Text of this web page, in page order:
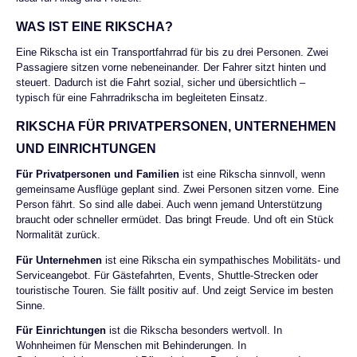
Maximales Benutzergewicht Beifahrer gesamt 200
kg Gewicht 97 kg Gesamtlänge 232 cm
Gesamtbreite 111 cm Radgröße 20'' (vorne), 26''
WAS IST EINE RIKSCHA?
Eine Rikscha ist ein Transportfahrrad für bis zu drei Personen. Zwei
Passagiere sitzen vorne nebeneinander. Der Fahrer sitzt hinten und
steuert. Dadurch ist die Fahrt sozial, sicher und übersichtlich –
typisch für eine Fahrradrikscha im begleiteten Einsatz.
RIKSCHA FÜR PRIVATPERSONEN, UNTERNEHMEN
UND EINRICHTUNGEN
Für Privatpersonen und Familien ist eine Rikscha sinnvoll, wenn
gemeinsame Ausflüge geplant sind. Zwei Personen sitzen vorne. Eine
Person fährt. So sind alle dabei. Auch wenn jemand Unterstützung
braucht oder schneller ermüdet. Das bringt Freude. Und oft ein Stück
Normalität zurück.
Für Unternehmen ist eine Rikscha ein sympathisches Mobilitäts- und
Serviceangebot. Für Gästefahrten, Events, Shuttle-Strecken oder
touristische Touren. Sie fällt positiv auf. Und zeigt Service im besten
Sinne.
Für Einrichtungen ist die Rikscha besonders wertvoll. In
Wohnheimen für Menschen mit Behinderungen. In